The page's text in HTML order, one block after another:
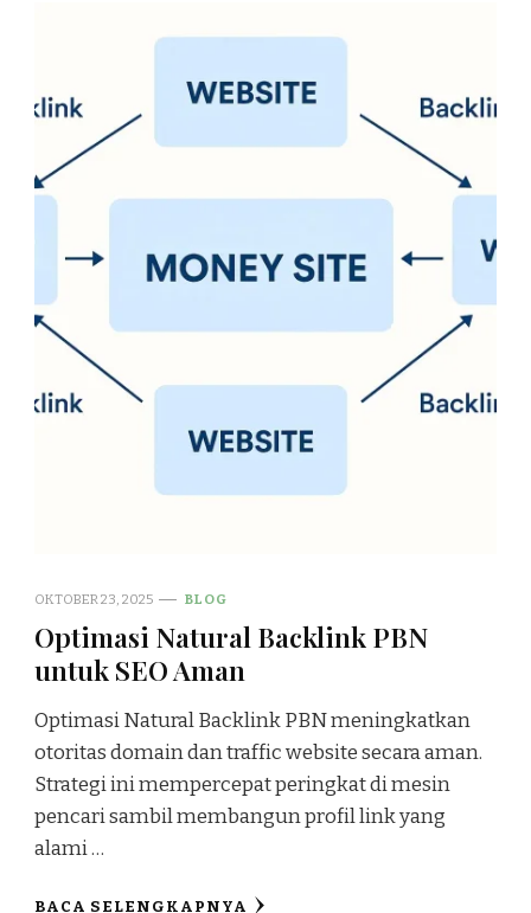
OKTOBER 23, 2025 BLOG
Optimasi Natural Backlink PBN
untuk SEO Aman
Optimasi Natural Backlink PBN meningkatkan
otoritas domain dan traffic website secara aman.
Strategi ini mempercepat peringkat di mesin
pencari sambil membangun profil link yang
alami …
BACA SELENGKAPNYA